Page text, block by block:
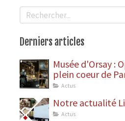
Rechercher
Derniers articles
Musée d'Orsay :
plein coeur de
des statues
Actus
Notre actualité
Actus